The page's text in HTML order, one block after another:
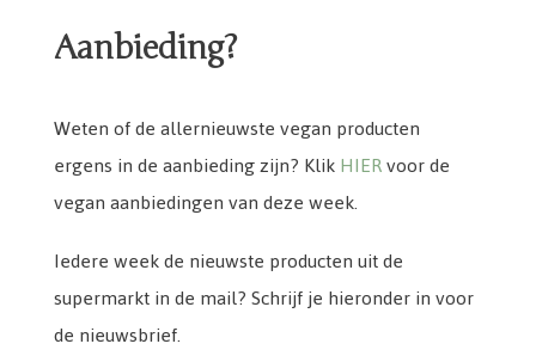
Aanbieding?
Weten of de allernieuwste vegan producten
ergens in de aanbieding zijn? KlikHIERvoor de
vegan aanbiedingen van deze week.
Iedere week de nieuwste producten uit de
supermarkt in de mail? Schrijf je hieronder in voor
de nieuwsbrief.